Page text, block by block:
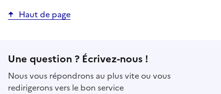
Haut de page
Une question ? Écrivez-nous !
Nous vous répondrons au plus vite ou vous
redirigerons vers le bon service